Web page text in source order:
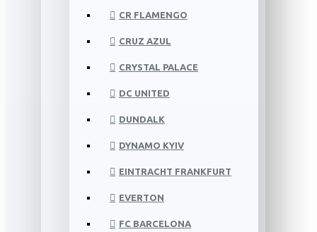
CR FLAMENGO
CRUZ AZUL
CRYSTAL PALACE
DC UNITED
DUNDALK
DYNAMO KYIV
EINTRACHT FRANKFURT
EVERTON
FC BARCELONA